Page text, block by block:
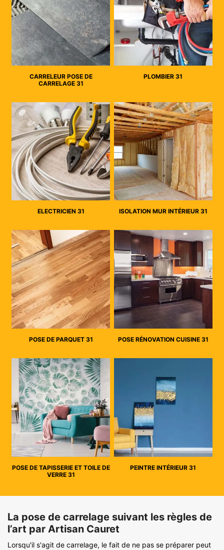
CARRELEUR POSE DE
CARRELAGE 31
PLOMBIER 31
ELECTRICIEN 31 ISOLATION MUR INTÉRIEUR 31
POSE DE PARQUET 31 POSE RÉNOVATION CUISINE 31
POSE DE TAPISSERIE ET TOILE DE
VERRE 31
PEINTRE INTÉRIEUR 31
La pose de carrelage suivant les règles de
l’art par Artisan Cauret
Lorsqu'il s'agit de carrelage, le fait de ne pas se préparer peut